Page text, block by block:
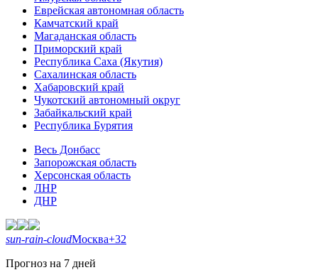
Еврейская автономная область
Камчатский край
Магаданская область
Приморский край
Республика Саха (Якутия)
Сахалинская область
Хабаровский край
Чукотский автономный округ
Забайкальский край
Республика Бурятия
Весь Донбасс
Запорожская область
Херсонская область
ЛНР
ДНР
sun-rain-cloudМосква+32
Прогноз на 7 дней